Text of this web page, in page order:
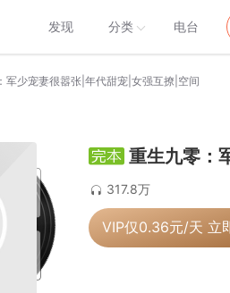
发现 分类 电台
军少宠妻很嚣张|年代甜宠|女强互撩|空间
重生九零：
317.8万
VIP仅0.36元/天 立